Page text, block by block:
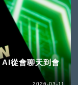
從會聊天到會
2026-03-11